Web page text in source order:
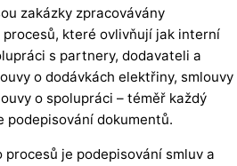
zakázky zpracovávány
které ovlivňují jak interní
s partnery, dodavateli a
o dodávkách elektřiny, smlouvy
o spolupráci – téměř každý
podepisování dokumentů.
je podepisování smluv a